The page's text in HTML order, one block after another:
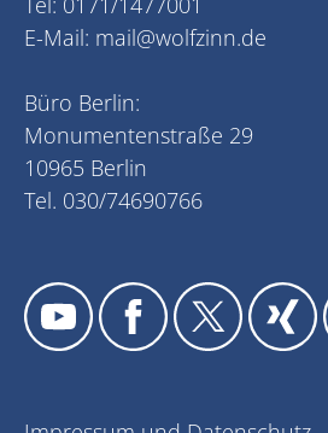
E-Mail: mail@wolfzinn.de
Büro Berlin:
Monumentenstraße 29
10965 Berlin
Tel. 030/74690766